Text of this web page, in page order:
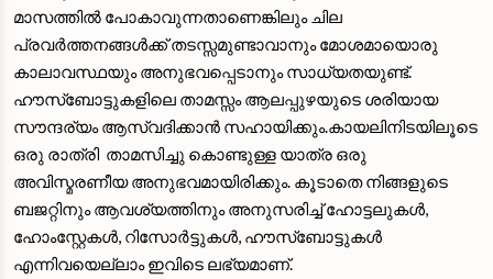
മാസത്തിൽ പോകാവുന്നതാണെങ്കിലും ചില
പ്രവർത്തനങ്ങൾക്ക് തടസ്സമുണ്ടാവാനും മോശമായൊരു
കാലാവസ്ഥയും അനുഭവപ്പെടാനും സാധ്യതയുണ്ട്.
ഹൗസ്ബോട്ടുകളിലെ താമസ്സം ആലപ്പുഴയുടെ ശരിയായ
സൗന്ദര്യം ആസ്വദിക്കാൻ സഹായിക്കും.കായലിനിടയിലൂടെ
ഒരു രാത്രി താമസിച്ചു കൊണ്ടുള്ള യാത്ര ഒരു
അവിസ്മരണീയ അനുഭവമായിരിക്കും. കൂടാതെ നിങ്ങളുടെ
ബജറ്റിനും ആവശ്യത്തിനും അനുസരിച്ച് ഹോട്ടലുകൾ,
ഹോംസ്റ്റേകൾ, റിസോർട്ടുകൾ, ഹൗസ്ബോട്ടുകൾ
എന്നിവയെല്ലാം ഇവിടെ ലഭ്യമാണ്.